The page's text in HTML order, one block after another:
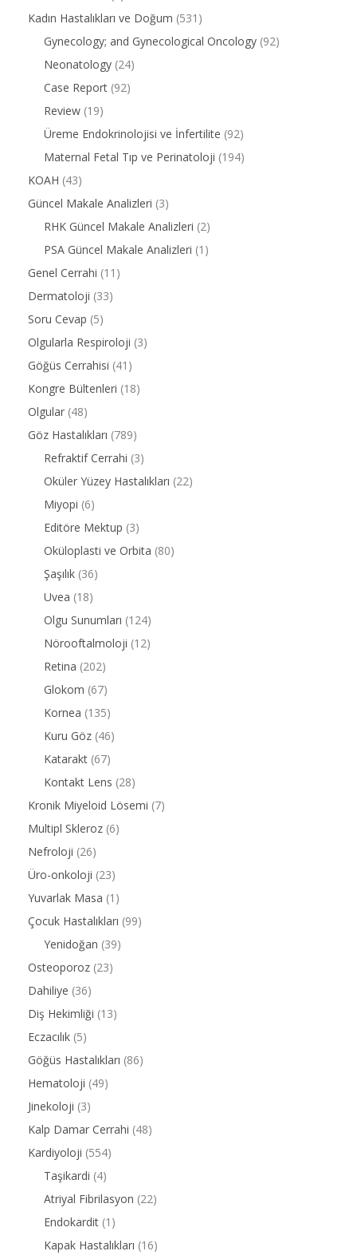
Kadın Hastalıkları ve Doğum (531)
Gynecology; and Gynecological Oncology (92)
Neonatology (24)
Case Report (92)
Review (19)
Üreme Endokrinolojisi ve İnfertilite (92)
Maternal Fetal Tıp ve Perinatoloji (194)
KOAH (43)
Güncel Makale Analizleri (3)
RHK Güncel Makale Analizleri (2)
PSA Güncel Makale Analizleri (1)
Genel Cerrahi (11)
Dermatoloji (33)
Soru Cevap (5)
Olgularla Respiroloji (3)
Göğüs Cerrahisi (41)
Kongre Bültenleri (18)
Olgular (48)
Göz Hastalıkları (789)
Refraktif Cerrahi (3)
Oküler Yüzey Hastalıkları (22)
Miyopi (6)
Editöre Mektup (3)
Oküloplasti ve Orbita (80)
Şaşılık (36)
Uvea (18)
Olgu Sunumları (124)
Nörooftalmoloji (12)
Retina (202)
Glokom (67)
Kornea (135)
Kuru Göz (46)
Katarakt (67)
Kontakt Lens (28)
Kronik Miyeloid Lösemi (7)
Multipl Skleroz (6)
Nefroloji (26)
Üro-onkoloji (23)
Yuvarlak Masa (1)
Çocuk Hastalıkları (99)
Yenidoğan (39)
Osteoporoz (23)
Dahiliye (36)
Diş Hekimliği (13)
Eczacılık (5)
Göğüs Hastalıkları (86)
Hematoloji (49)
Jinekoloji (3)
Kalp Damar Cerrahi (48)
Kardiyoloji (554)
Taşikardi (4)
Atriyal Fibrilasyon (22)
Endokardit (1)
Kapak Hastalıkları (16)